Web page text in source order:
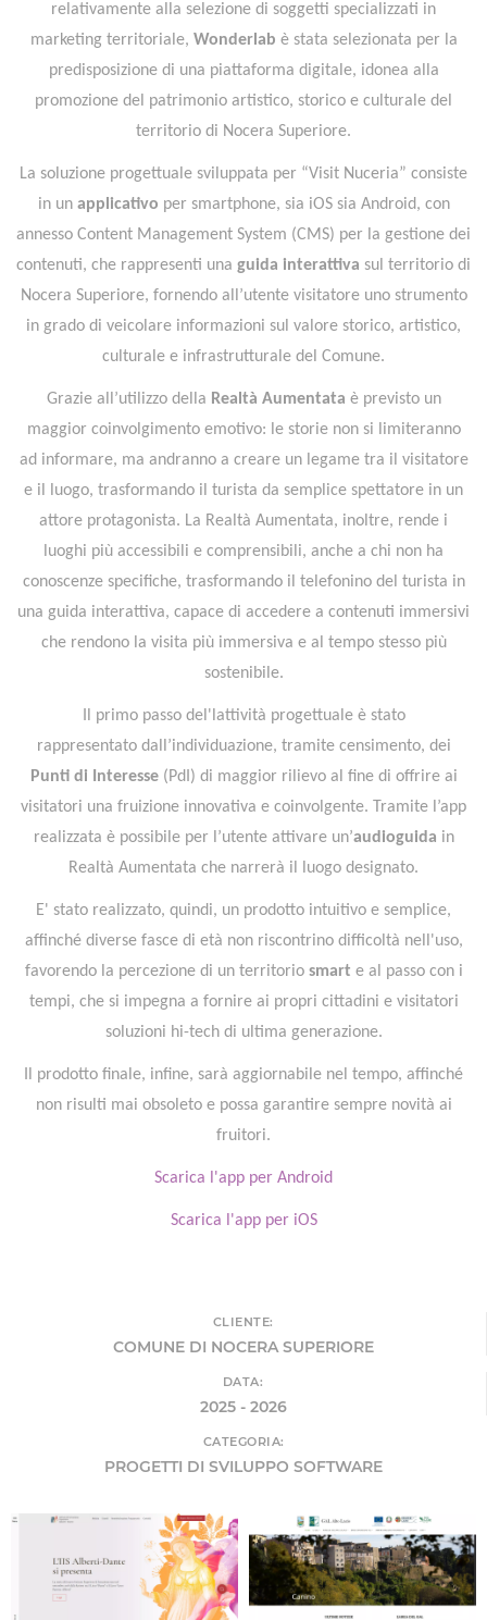
relativamente alla selezione di soggetti specializzati in
marketing territoriale, Wonderlab è stata selezionata per la
predisposizione di una piattaforma digitale, idonea alla
promozione del patrimonio artistico, storico e culturale del
territorio di Nocera Superiore.
La soluzione progettuale sviluppata per “Visit Nuceria” consiste
in un applicativo per smartphone, sia iOS sia Android, con
annesso Content Management System (CMS) per la gestione dei
contenuti, che rappresenti una guida interattiva sul territorio di
Nocera Superiore, fornendo all’utente visitatore uno strumento
in grado di veicolare informazioni sul valore storico, artistico,
culturale e infrastrutturale del Comune.
Grazie all’utilizzo della Realtà Aumentata è previsto un
maggior coinvolgimento emotivo: le storie non si limiteranno
ad informare, ma andranno a creare un legame tra il visitatore
e il luogo, trasformando il turista da semplice spettatore in un
attore protagonista. La Realtà Aumentata, inoltre, rende i
luoghi più accessibili e comprensibili, anche a chi non ha
conoscenze specifiche, trasformando il telefonino del turista in
una guida interattiva, capace di accedere a contenuti immersivi
che rendono la visita più immersiva e al tempo stesso più
sostenibile.
Il primo passo del'lattività progettuale è stato
rappresentato dall’individuazione, tramite censimento, dei
Punti di Interesse(PdI) di maggior rilievo al fine di offrire ai
visitatori una fruizione innovativa e coinvolgente. Tramite l’app
realizzata è possibile per l’utente attivare un’audioguida in
Realtà Aumentata che narrerà il luogo designato.
E' stato realizzato, quindi, un prodotto intuitivo e semplice,
affinché diverse fasce di età non riscontrino difficoltà nell'uso,
favorendo la percezione di un territorio smart e al passo con i
tempi, che si impegna a fornire ai propri cittadini e visitatori
soluzioni hi-tech di ultima generazione.
Il prodotto finale, infine, sarà aggiornabile nel tempo, affinché
non risulti mai obsoleto e possa garantire sempre novità ai
fruitori.
Scarica l'app per Android
Scarica l'app per iOS
CLIENTE:
COMUNE DI NOCERA SUPERIORE
DATA:
2025 - 2026
CATEGORIA:
PROGETTI DI SVILUPPO SOFTWARE